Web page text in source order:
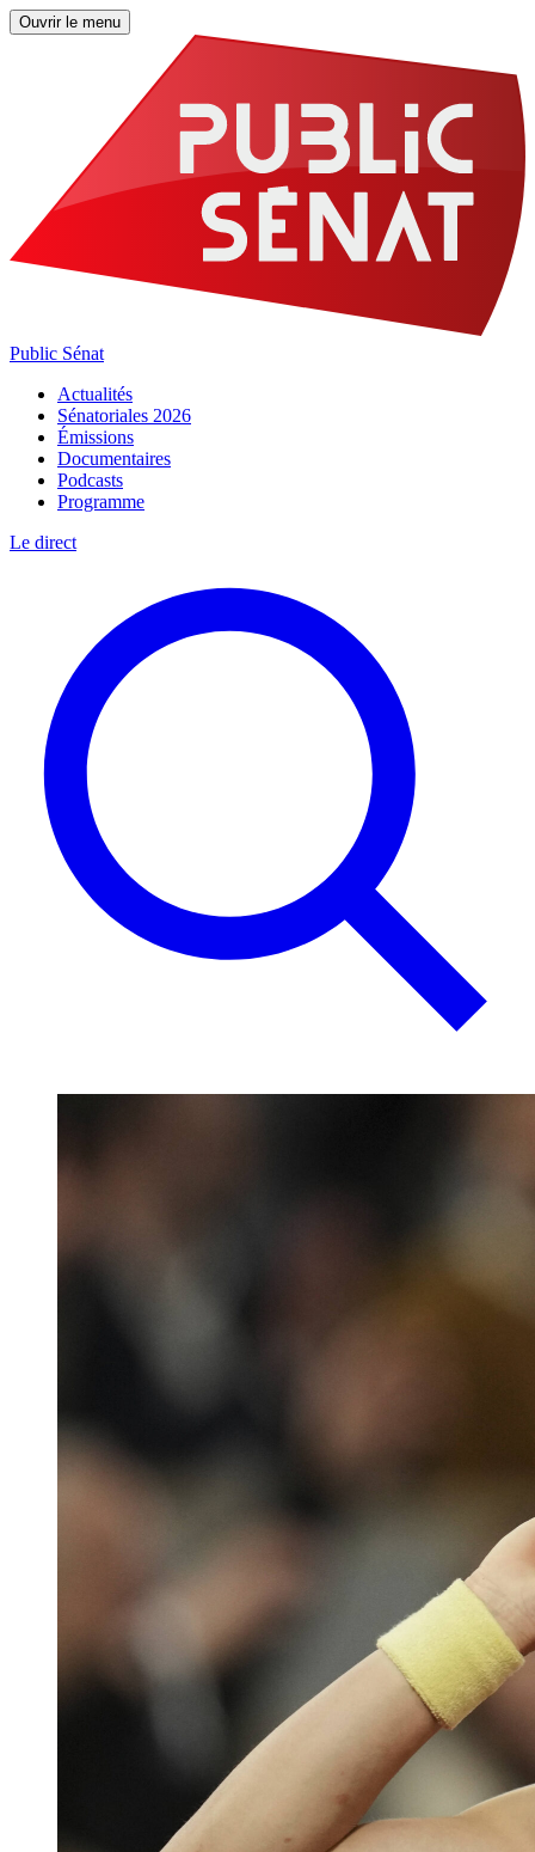
Ouvrir le menu
Public Sénat
Actualités
Sénatoriales 2026
Émissions
Documentaires
Podcasts
Programme
Le direct